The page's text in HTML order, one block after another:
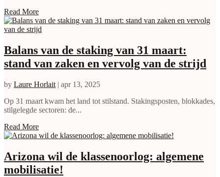
Read More
Balans van de staking van 31 maart:
stand van zaken en vervolg van de strijd
by Laure Horlait | apr 13, 2025
Op 31 maart kwam het land tot stilstand. Stakingsposten, blokkades,
stilgelegde sectoren: de...
Read More
Arizona wil de klassenoorlog: algemene
mobilisatie!